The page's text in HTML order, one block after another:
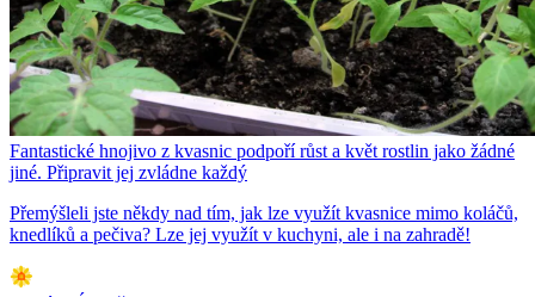
Fantastické hnojivo z kvasnic podpoří růst a květ rostlin jako žádné
jiné. Připravit jej zvládne každý
Přemýšleli jste někdy nad tím, jak lze využít kvasnice mimo koláčů,
knedlíků a pečiva? Lze jej využít v kuchyni, ale i na zahradě!